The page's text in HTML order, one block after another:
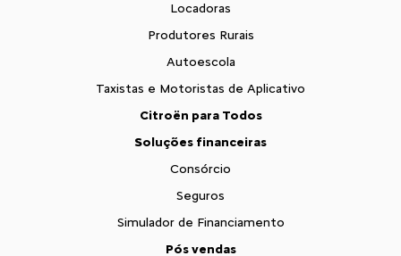
Locadoras
Produtores Rurais
Autoescola
Taxistas e Motoristas de Aplicativo
Citroën para Todos
Soluções financeiras
Consórcio
Seguros
Simulador de Financiamento
Pós vendas